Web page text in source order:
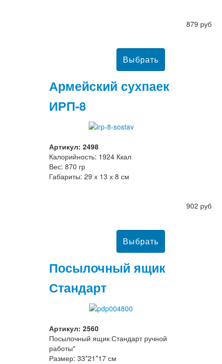
879 руб
Армейский сухпаек
ИРП-8
Артикул: 2498
Калорийность: 1924 Ккал
Вес: 870 гр
Габариты: 29 х 13 х 8 см
902 руб
Посылочный ящик
Стандарт
Артикул: 2560
Посылочный ящик Стандарт ручной
работы"
Размер: 33*21*17 см